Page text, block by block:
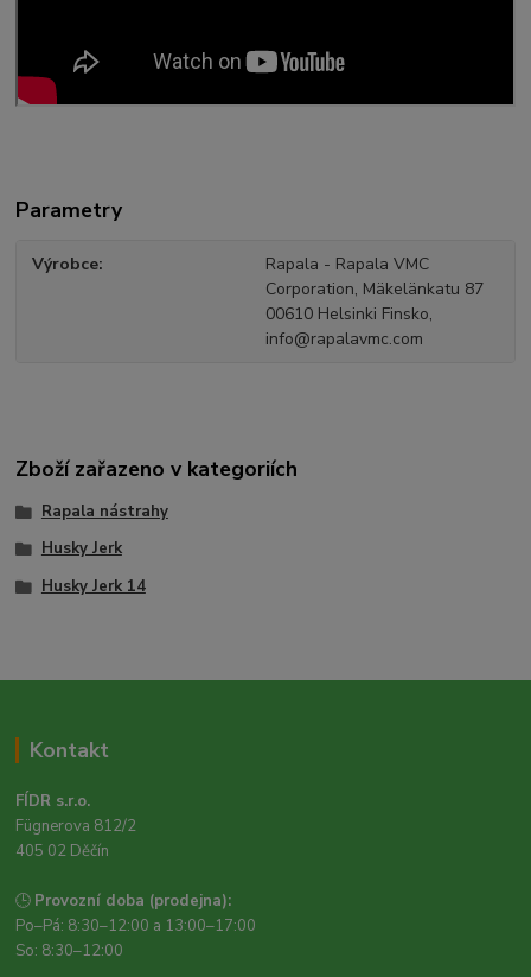
Parametry
Výrobce
Rapala - Rapala VMC
Corporation, Mäkelänkatu 87
00610 Helsinki Finsko,
info@rapalavmc.com
Zboží zařazeno v kategoriích
Rapala nástrahy
Husky Jerk
Husky Jerk 14
Kontakt
FÍDR s.r.o.
Fügnerova 812/2
405 02 Děčín
🕒 Provozní doba (prodejna):
Po–Pá: 8:30–12:00 a 13:00–17:00
So: 8:30–12:00